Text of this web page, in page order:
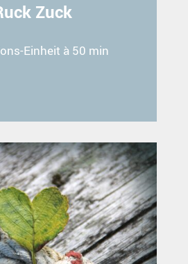
Zuck
Einheit à 50 min